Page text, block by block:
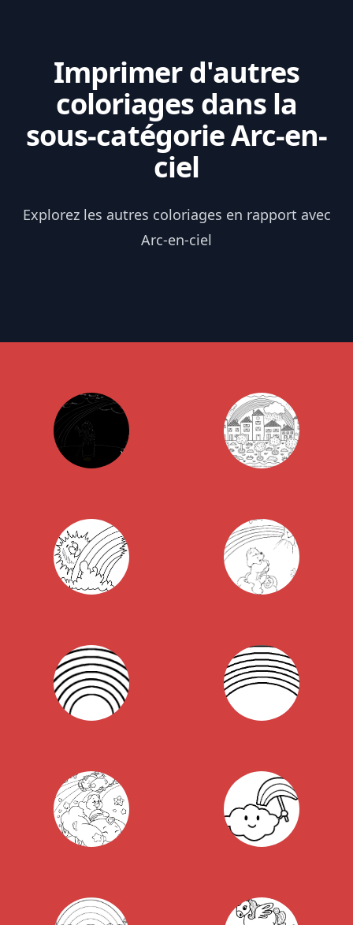
Imprimer d'autres
coloriages dans la
sous-catégorie Arc-en-
ciel
Explorez les autres coloriages en rapport avec
Arc-en-ciel